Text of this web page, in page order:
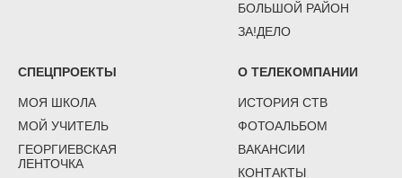
БОЛЬШОЙ РАЙОН
ЗА!ДЕЛО
СПЕЦПРОЕКТЫ
МОЯ ШКОЛА
МОЙ УЧИТЕЛЬ
ГЕОРГИЕВСКАЯ
ЛЕНТОЧКА
О ТЕЛЕКОМПАНИИ
ИСТОРИЯ СТВ
ФОТОАЛЬБОМ
ВАКАНСИИ
КОНТАКТЫ